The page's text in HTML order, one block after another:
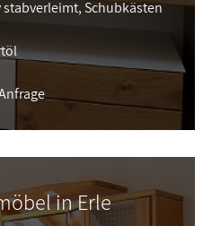
Schubkästen
in Erle